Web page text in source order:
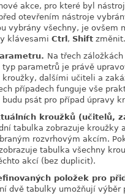
akce, pro které byl
otevřením nástroje
vybrány všechny, je ovšem
klávesami Ctrl , Shift změnit.
Na třech
parametrů je právě
kroužky, dalšími učiteli a
případech funguje vše
psát pro případ úpravy
kroužků (učitelů,
tabulka zobrazuje kroužky
rozvrhovým akcím.
tabulka všechny
akcí (bez duplicit).
položek pro
dvě tabulky umožňují výběr